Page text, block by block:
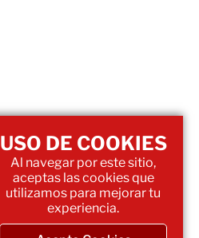
USO DE COOKIES
Al navegar por este sitio,
aceptas las cookies que
utilizamos para mejorar tu
experiencia.